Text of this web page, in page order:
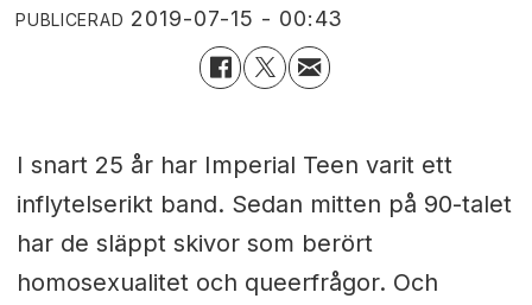
PUBLICERAD 2019-07-15 - 00:43
I snart 25 år har Imperial Teen varit ett
inflytelserikt band. Sedan mitten på 90-talet
har de släppt skivor som berört
homosexualitet och queerfrågor. Och